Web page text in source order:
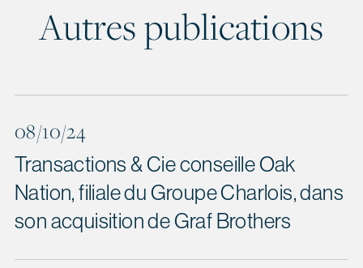
Autres publications
08/10/24
Transactions & Cie conseille Oak
Nation, filiale du Groupe Charlois, dans
son acquisition de Graf Brothers